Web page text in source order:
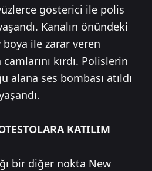
gösterici ile polis
Kanalın önündeki
ile zarar veren
kırdı. Polislerin
ses bombası atıldı
KATILIM
bir diğer nokta New